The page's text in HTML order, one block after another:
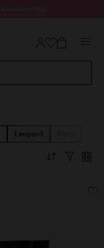
Leopard